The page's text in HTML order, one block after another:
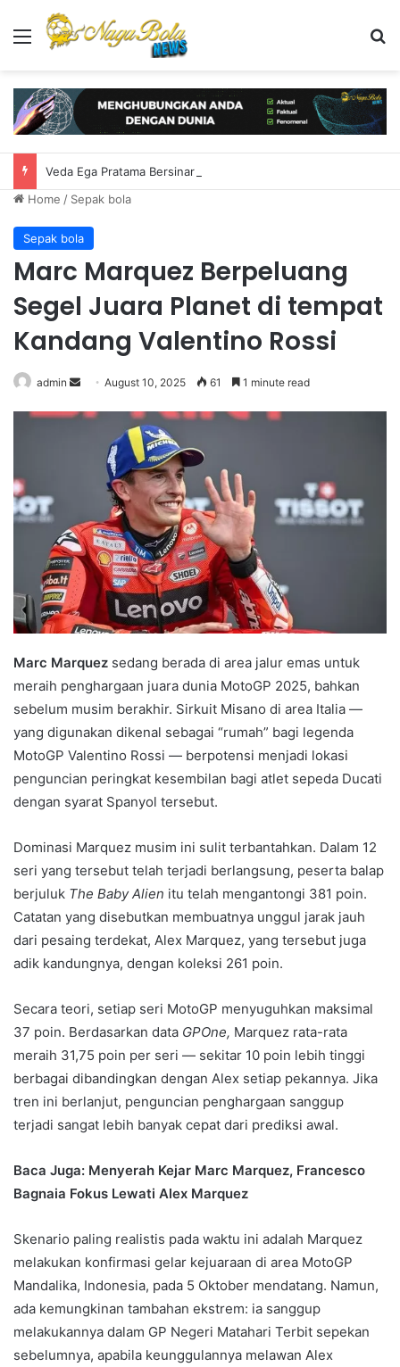
Menu
Home / Sepak bola
Sepak bola
Marc Marquez Berpeluang
Segel Juara Planet di tempat
Kandang Valentino Rossi
admin
m
a
l
August 10, 2025 61 1 minute read
Marc Marquez sedang berada di area jalur emas untuk
meraih penghargaan juara dunia MotoGP 2025, bahkan
sebelum musim berakhir. Sirkuit Misano di area Italia —
yang digunakan dikenal sebagai “rumah” bagi legenda
MotoGP Valentino Rossi — berpotensi menjadi lokasi
penguncian peringkat kesembilan bagi atlet sepeda Ducati
dengan syarat Spanyol tersebut.
Dominasi Marquez musim ini sulit terbantahkan. Dalam 12
seri yang tersebut telah terjadi berlangsung, peserta balap
berjuluk The Baby Alien itu telah mengantongi 381 poin.
Catatan yang disebutkan membuatnya unggul jarak jauh
dari pesaing terdekat, Alex Marquez, yang tersebut juga
adik kandungnya, dengan koleksi 261 poin.
Secara teori, setiap seri MotoGP menyuguhkan maksimal
37 poin. Berdasarkan data GPOne, Marquez rata-rata
meraih 31,75 poin per seri — sekitar 10 poin lebih tinggi
berbagai dibandingkan dengan Alex setiap pekannya. Jika
tren ini berlanjut, penguncian penghargaan sanggup
terjadi sangat lebih banyak cepat dari prediksi awal.
Baca Juga: Menyerah Kejar Marc Marquez, Francesco
Bagnaia Fokus Lewati Alex Marquez
Skenario paling realistis pada waktu ini adalah Marquez
melakukan konfirmasi gelar kejuaraan di area MotoGP
Mandalika, Indonesia, pada 5 Oktober mendatang. Namun,
ada kemungkinan tambahan ekstrem: ia sanggup
melakukannya dalam GP Negeri Matahari Terbit sepekan
sebelumnya, apabila keunggulannya melawan Alex